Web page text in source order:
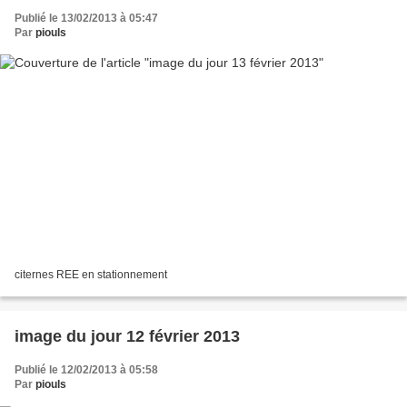
Publié le 13/02/2013 à 05:47
Par piouls
citernes REE en stationnement
image du jour 12 février 2013
Publié le 12/02/2013 à 05:58
Par piouls